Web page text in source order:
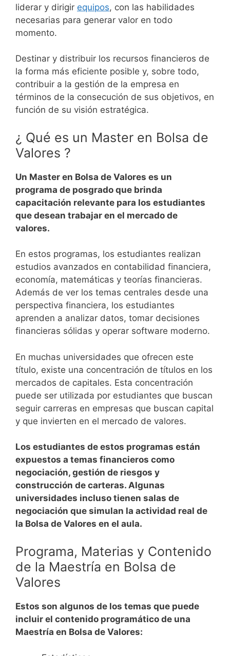
liderar y dirigir equipos, con las habilidades
necesarias para generar valor en todo
momento.
Destinar y distribuir los recursos financieros de
la forma más eficiente posible y, sobre todo,
contribuir a la gestión de la empresa en
términos de la consecución de sus objetivos, en
función de su visión estratégica.
¿ Qué es un Master en Bolsa de
Valores ?
Un Master en Bolsa de Valores es un
programa de posgrado que brinda
capacitación relevante para los estudiantes
que desean trabajar en el mercado de
valores.
En estos programas, los estudiantes realizan
estudios avanzados en contabilidad financiera,
economía, matemáticas y teorías financieras.
Además de ver los temas centrales desde una
perspectiva financiera, los estudiantes
aprenden a analizar datos, tomar decisiones
financieras sólidas y operar software moderno.
En muchas universidades que ofrecen este
título, existe una concentración de títulos en los
mercados de capitales. Esta concentración
puede ser utilizada por estudiantes que buscan
seguir carreras en empresas que buscan capital
y que invierten en el mercado de valores.
Los estudiantes de estos programas están
expuestos a temas financieros como
negociación, gestión de riesgos y
construcción de carteras. Algunas
universidades incluso tienen salas de
negociación que simulan la actividad real de
la Bolsa de Valores en el aula.
Programa, Materias y Contenido
de la Maestría en Bolsa de
Valores
Estos son algunos de los temas que puede
incluir el contenido programático de una
Maestría en Bolsa de Valores: